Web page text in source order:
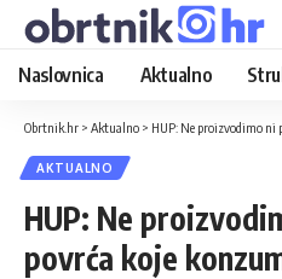
Naslovnica Aktualno
Obrtnik.hr > Aktualno > HUP: Ne proizvodimo
AKTUALNO
HUP: Ne
povrća koje